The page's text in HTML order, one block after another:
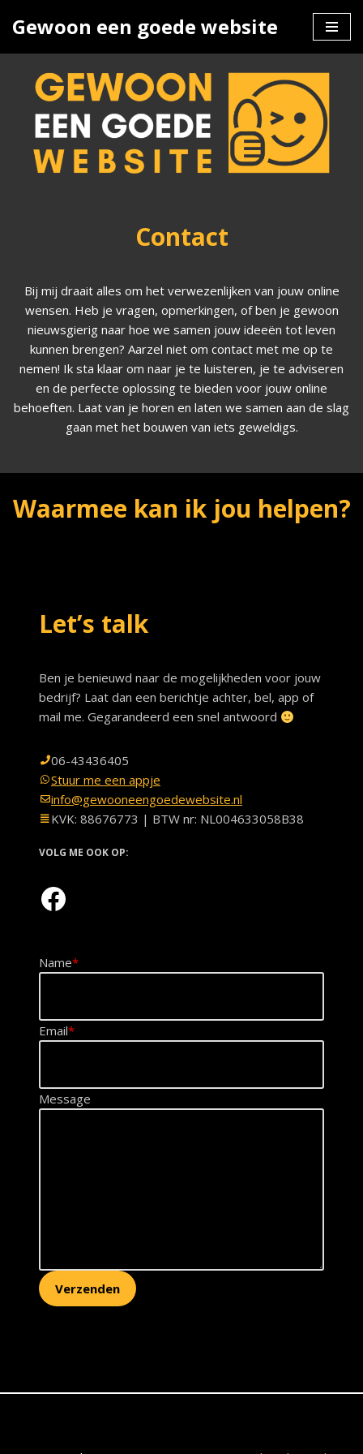
inhoud
Gewoon een goede website
Contact
Bij mij draait alles om het verwezenlijken van jouw online
wensen. Heb je vragen, opmerkingen, of ben je gewoon
nieuwsgierig naar hoe we samen jouw ideeën tot leven
kunnen brengen? Aarzel niet om contact met me op te
nemen! Ik sta klaar om naar je te luisteren, je te adviseren
en de perfecte oplossing te bieden voor jouw online
behoeften. Laat van je horen en laten we samen aan de slag
gaan met het bouwen van iets geweldigs.
Waarmee kan ik jou helpen?
Let’s talk
Ben je benieuwd naar de mogelijkheden voor jouw
bedrijf? Laat dan een berichtje achter, bel, app of
mail me. Gegarandeerd een snel antwoord
06-43436405
Stuur me een appje
info@gewooneengoedewebsite.nl
KVK: 88676773 | BTW nr: NL004633058B38
VOLG ME OOK OP:
Name*
Email*
Message
Verzenden